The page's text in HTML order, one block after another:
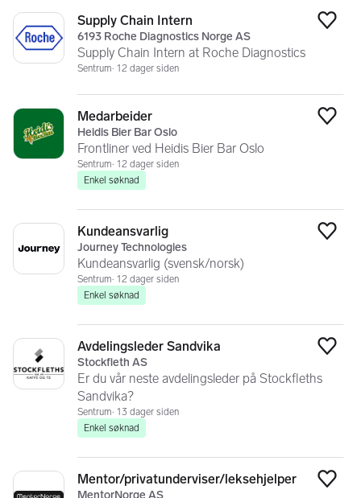
Supply Chain Intern
6193 Roche Diagnostics Norge AS
Supply Chain Intern at Roche Diagnostics
Sentrum 12 dager siden
Medarbeider
Heidis Bier Bar Oslo
Frontliner ved Heidis Bier Bar Oslo
Sentrum 12 dager siden
Enkel søknad
Kundeansvarlig
Journey Technologies
Kundeansvarlig (svensk/norsk)
Sentrum 12 dager siden
Enkel søknad
Avdelingsleder Sandvika
Stockfleth AS
Er du vår neste avdelingsleder på Stockfleths
Sandvika?
Sentrum 13 dager siden
Enkel søknad
Mentor/privatunderviser/leksehjelper
MentorNorge AS